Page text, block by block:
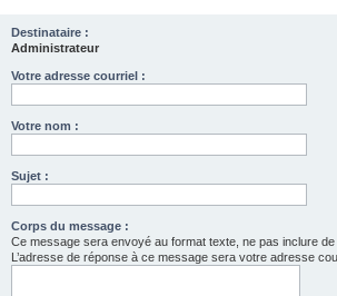
Destinataire :
Administrateur
Votre adresse courriel :
Votre nom :
Sujet :
Corps du message :
Ce message sera envoyé au format texte, ne pas inclure de
L’adresse de réponse à ce message sera votre adresse